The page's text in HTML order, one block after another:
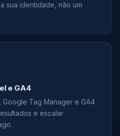
sua identidade, não um
e GA4
Tag Manager e GA4
e escalar